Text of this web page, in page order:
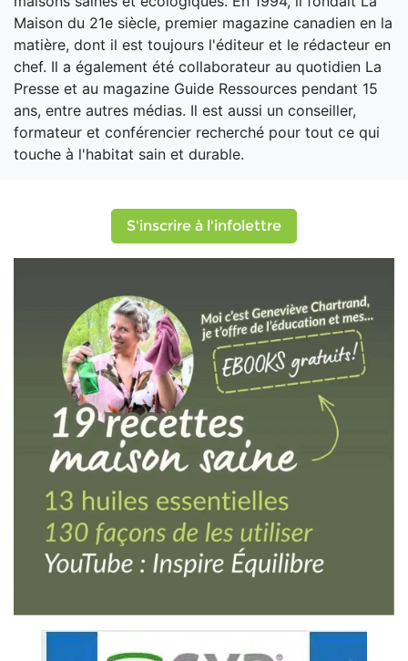
Maison du 21e siècle, premier magazine canadien en la
matière, dont il est toujours l'éditeur et le rédacteur en
chef. Il a également été collaborateur au quotidien La
Presse et au magazine Guide Ressources pendant 15
ans, entre autres médias. Il est aussi un conseiller,
formateur et conférencier recherché pour tout ce qui
touche à l'habitat sain et durable.
S'inscrire à l'infolettre